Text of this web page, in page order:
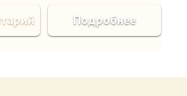
Подробнее